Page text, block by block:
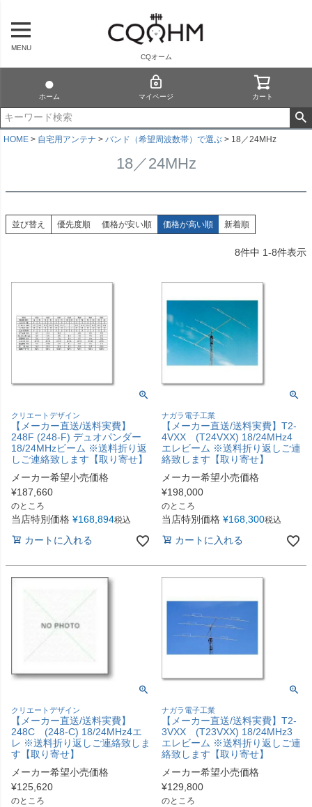
MENU
CQオーム
ホーム マイページ カート
HOME 自宅用アンテナ バンド（希望周波数帯）で選ぶ 18／24MHz
18／24MHz
並び替え 優先度順 価格が安い順 価格が高い順 新着順
8件中 1-8件表示
クリエートデザイン
【メーカー直送/送料実費】
248F (248-F) デュオパンダー
18/24MHzビーム ※送料折り返
しご連絡致します【取り寄せ】
メーカー希望小売価格
¥187,660
のところ
当店特別価格 ¥168,894税込
カートに入れる
ナガラ電子工業
【メーカー直送/送料実費】T2-
4VXX (T24VXX) 18/24MHz4
エレビーム ※送料折り返しご連
絡致します【取り寄せ】
メーカー希望小売価格
¥198,000
のところ
当店特別価格 ¥168,300税込
カートに入れる
クリエートデザイン
【メーカー直送/送料実費】
248C (248-C) 18/24MHz4エ
レ ※送料折り返しご連絡致しま
す【取り寄せ】
メーカー希望小売価格
¥125,620
のところ
ナガラ電子工業
【メーカー直送/送料実費】T2-
3VXX (T23VXX) 18/24MHz3
エレビーム ※送料折り返しご連
絡致します【取り寄せ】
メーカー希望小売価格
¥129,800
のところ